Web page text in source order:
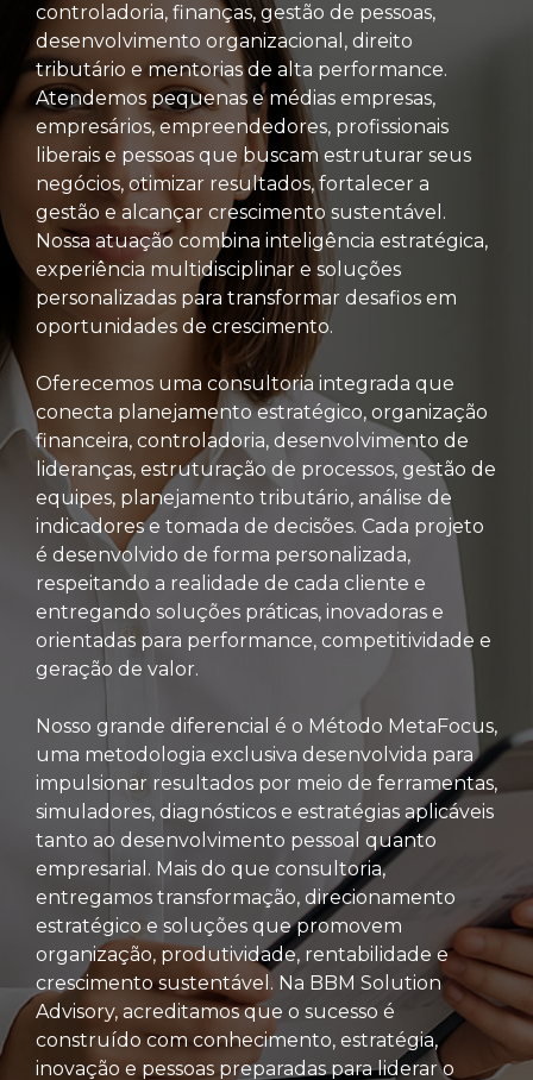
controladoria, finanças, gestão de pessoas,
desenvolvimento organizacional, direito
tributário e mentorias de alta performance.
Atendemos pequenas e médias empresas,
empresários, empreendedores, profissionais
liberais e pessoas que buscam estruturar seus
negócios, otimizar resultados, fortalecer a
gestão e alcançar crescimento sustentável.
Nossa atuação combina inteligência estratégica,
experiência multidisciplinar e soluções
personalizadas para transformar desafios em
oportunidades de crescimento.
Oferecemos uma consultoria integrada que
conecta planejamento estratégico, organização
financeira, controladoria, desenvolvimento de
lideranças, estruturação de processos, gestão de
equipes, planejamento tributário, análise de
indicadores e tomada de decisões. Cada projeto
é desenvolvido de forma personalizada,
respeitando a realidade de cada cliente e
entregando soluções práticas, inovadoras e
orientadas para performance, competitividade e
geração de valor.
Nosso grande diferencial é o Método MetaFocus,
uma metodologia exclusiva desenvolvida para
impulsionar resultados por meio de ferramentas,
simuladores, diagnósticos e estratégias aplicáveis
tanto ao desenvolvimento pessoal quanto
empresarial. Mais do que consultoria,
entregamos transformação, direcionamento
estratégico e soluções que promovem
organização, produtividade, rentabilidade e
crescimento sustentável. Na BBM Solution
Advisory, acreditamos que o sucesso é
construído com conhecimento, estratégia,
inovação e pessoas preparadas para liderar o